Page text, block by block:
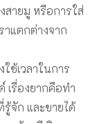
ายมู หรือการใส่
แตกต่างจาก
ช้เวลาในการ
เรื่องยากคือทำ
รู้จัก และขายได้